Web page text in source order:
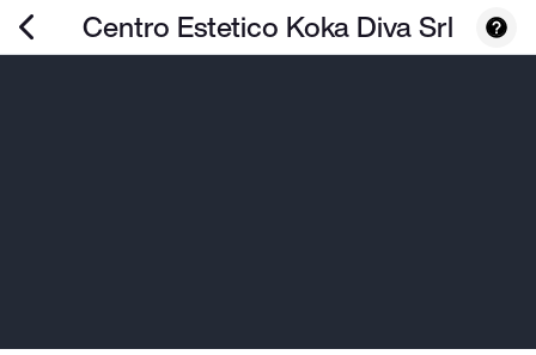
Centro Estetico Koka Diva Srl